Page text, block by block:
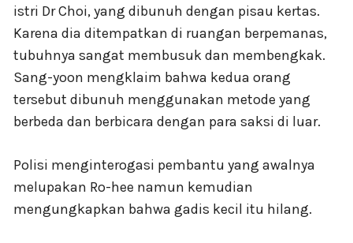
istri Dr Choi, yang dibunuh dengan pisau kertas.
Karena dia ditempatkan di ruangan berpemanas,
tubuhnya sangat membusuk dan membengkak.
Sang-yoon mengklaim bahwa kedua orang
tersebut dibunuh menggunakan metode yang
berbeda dan berbicara dengan para saksi di luar.
Polisi menginterogasi pembantu yang awalnya
melupakan Ro-hee namun kemudian
mengungkapkan bahwa gadis kecil itu hilang.